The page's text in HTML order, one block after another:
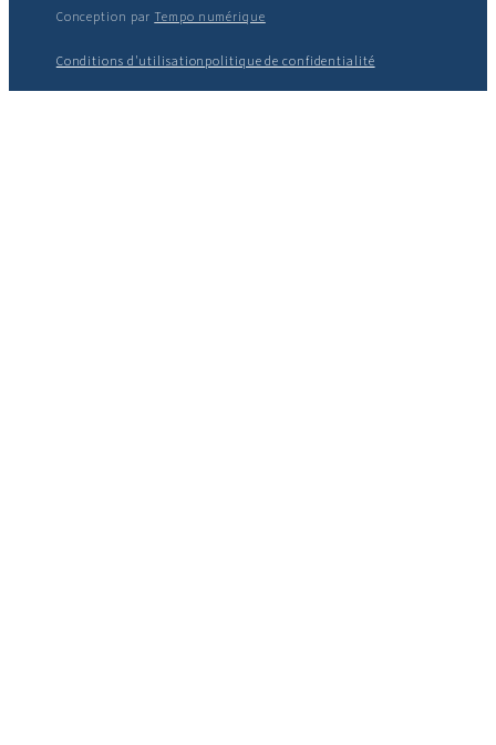
Conception par Tempo numérique
Conditions d'utilisationpolitique de confidentialité